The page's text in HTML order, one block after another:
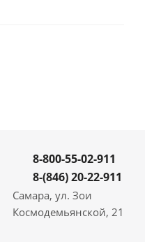
8-800-55-02-911
8-(846) 20-22-911
Самара, ул. Зои
Космодемьянской, 21